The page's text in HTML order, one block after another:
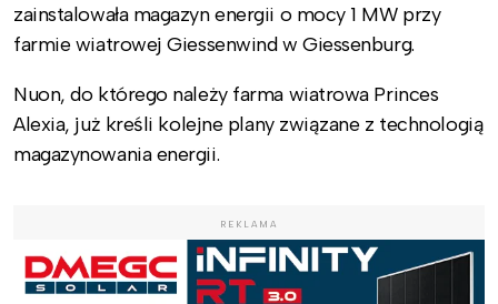
zainstalowała magazyn energii o mocy 1 MW przy
farmie wiatrowej Giessenwind w Giessenburg.
Nuon, do którego należy farma wiatrowa Princes
Alexia, już kreśli kolejne plany związane z technologią
magazynowania energii.
REKLAMA